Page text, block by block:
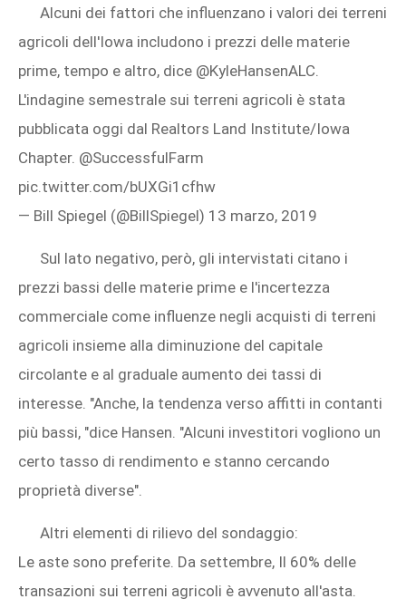
Alcuni dei fattori che influenzano i valori dei terreni
agricoli dell'Iowa includono i prezzi delle materie
prime, tempo e altro, dice @KyleHansenALC.
L'indagine semestrale sui terreni agricoli è stata
pubblicata oggi dal Realtors Land Institute/Iowa
Chapter. @SuccessfulFarm
pic.twitter.com/bUXGi1cfhw
— Bill Spiegel (@BillSpiegel) 13 marzo, 2019
Sul lato negativo, però, gli intervistati citano i
prezzi bassi delle materie prime e l'incertezza
commerciale come influenze negli acquisti di terreni
agricoli insieme alla diminuzione del capitale
circolante e al graduale aumento dei tassi di
interesse. "Anche, la tendenza verso affitti in contanti
più bassi, "dice Hansen. "Alcuni investitori vogliono un
certo tasso di rendimento e stanno cercando
proprietà diverse".
Altri elementi di rilievo del sondaggio:
Le aste sono preferite. Da settembre, Il 60% delle
transazioni sui terreni agricoli è avvenuto all'asta.